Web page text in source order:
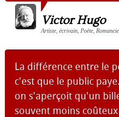
Victor Hugo
Artiste, écrivain, Poète,
La différence entre le
c'est que le public
on s'aperçoit qu'un
souvent moins